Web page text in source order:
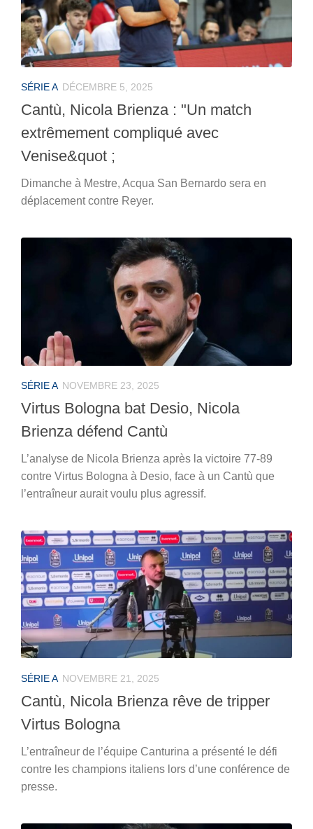
SÉRIE A DÉCEMBRE 5, 2025
Cantù, Nicola Brienza : "Un match
extrêmement compliqué avec
Venise&quot ;
Dimanche à Mestre, Acqua San Bernardo sera en
déplacement contre Reyer.
SÉRIE A NOVEMBRE 23, 2025
Virtus Bologna bat Desio, Nicola
Brienza défend Cantù
L’analyse de Nicola Brienza après la victoire 77-89
contre Virtus Bologna à Desio, face à un Cantù que
l’entraîneur aurait voulu plus agressif.
SÉRIE A NOVEMBRE 21, 2025
Cantù, Nicola Brienza rêve de tripper
Virtus Bologna
L’entraîneur de l’équipe Canturina a présenté le défi
contre les champions italiens lors d’une conférence de
presse.